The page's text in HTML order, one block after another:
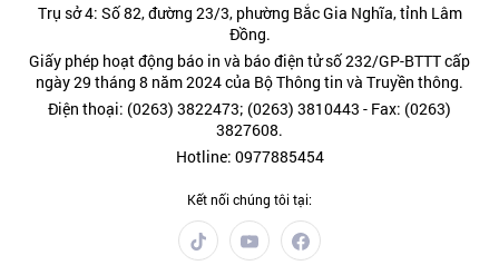
Trụ sở 4: Số 82, đường 23/3, phường Bắc Gia Nghĩa, tỉnh Lâm
Đồng.
Giấy phép hoạt động báo in và báo điện tử số 232/GP-BTTT cấp
ngày 29 tháng 8 năm 2024 của Bộ Thông tin và Truyền thông.
Điện thoại: (0263) 3822473; (0263) 3810443 - Fax: (0263)
3827608.
Hotline: 0977885454
Kết nối chúng tôi tại: